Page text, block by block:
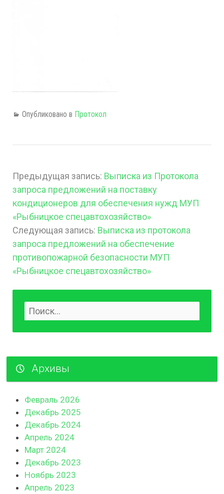
Опубликовано в Протокол
Предыдущая запись: Выписка из Протокола
запроса предложений на поставку
кондиционеров для обеспечения нужд МУП
«Рыбницкое спецавтохозяйство»
Следующая запись: Выписка из протокола
запроса предложений на обеспечение
противопожарной безопасности МУП
«Рыбницкое спецавтохозяйство»
Архивы
Февраль 2026
Декабрь 2025
Декабрь 2024
Апрель 2024
Март 2024
Декабрь 2023
Ноябрь 2023
Апрель 2023